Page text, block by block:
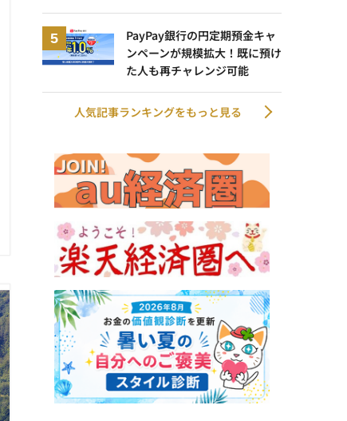
PayPay銀行の円定期預金キャ
ンペーンが規模拡大！既に預け
た人も再チャレンジ可能
人気記事ランキングをもっと見る